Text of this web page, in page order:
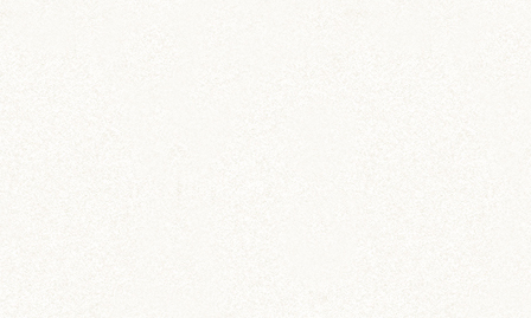
成！変化いろいろ。
した！！
しずく